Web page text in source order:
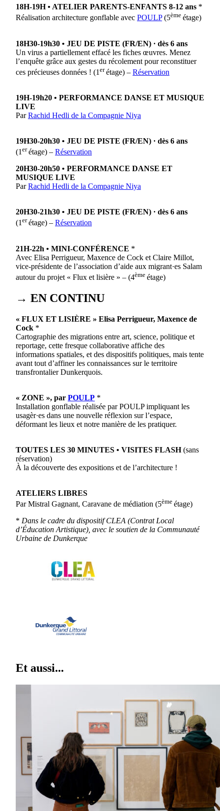
18H-19H • ATELIER PARENTS-ENFANTS 8-12 ans *
Réalisation architecture gonflable avec POULP(5ème étage)
18H30-19h30 • JEU DE PISTE (FR/EN) · dès 6 ans
Un virus a partiellement effacé les fiches œuvres. Menez
l’enquête grâce aux gestes du récolement pour reconstituer
ces précieuses données ! (1 erétage) – Réservation
19H-19h20 • PERFORMANCE DANSE ET MUSIQUE
LIVE
ParRachid Hedli de la Compagnie Niya
19H30-20h30 • JEU DE PISTE (FR/EN) · dès 6 ans
(1erétage) – Réservation
20H30-20h50 • PERFORMANCE DANSE ET
MUSIQUE LIVE
ParRachid Hedli de la Compagnie Niya
20H30-21h30 • JEU DE PISTE (FR/EN) · dès 6 ans
(1erétage) – Réservation
21H-22h • MINI-CONFÉRENCE *
Avec Elisa Perrigueur, Maxence de Cock et Claire Millot,
vice-présidente de l’association d’aide aux migrant·es Salam
autour du projet « Flux et lisière » – (4ème étage)
→ EN CONTINU
« FLUX ET LISIÈRE » Elisa Perrigueur, Maxence de
Cock *
Cartographie des migrations entre art, science, politique et
reportage, cette fresque collaborative affiche des
informations spatiales, et des dispositifs politiques, mais tente
avant tout d’affiner les connaissances sur le territoire
transfrontalier Dunkerquois.
« ZONE », par POULP *
Installation gonflable réalisée par POULP impliquant les
usagèr·es dans une nouvelle réflexion sur l’espace,
déformant les lieux et notre manière de les pratiquer.
TOUTES LES 30 MINUTES • VISITES FLASH(sans
réservation)
À la découverte des expositions et de l’architecture !
ATELIERS LIBRES
Par Mistral Gagnant, Caravane de médiation (5ème étage)
* Dans le cadre du dispositif CLEA (Contrat Local
d’Éducation Artistique), avec le soutien de la Communauté
Urbaine de Dunkerque
Et aussi...